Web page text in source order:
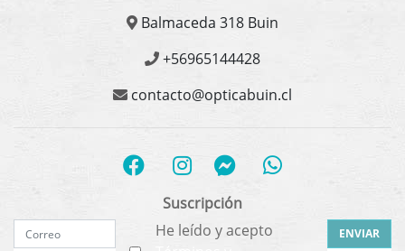
Balmaceda 318 Buin
+56965144428
contacto@opticabuin.cl
Suscripción
He leído y acepto
ENVIAR